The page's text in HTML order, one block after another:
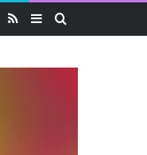
TikTok
RSS Sidebar (barre